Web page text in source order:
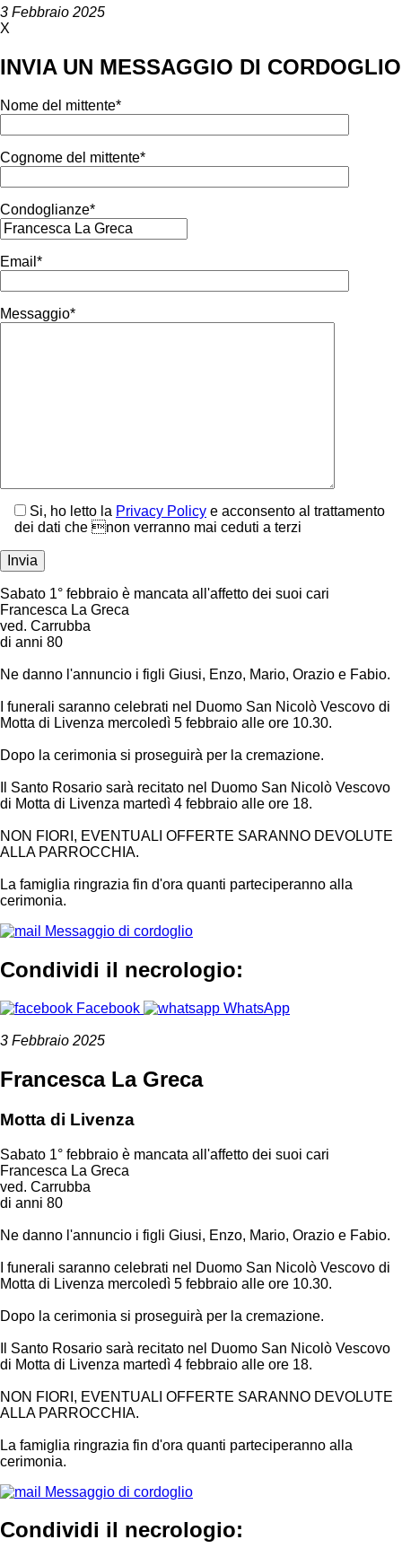
3 Febbraio 2025
X
INVIA UN MESSAGGIO DI CORDOGLIO
Nome del mittente*
Cognome del mittente*
Condoglianze*
Email*
Messaggio*
Si, ho letto la Privacy Policy e acconsento al trattamento
dei dati che non verranno mai ceduti a terzi
Sabato 1° febbraio è mancata all'affetto dei suoi cari
Francesca La Greca
ved. Carrubba
di anni 80
Ne danno l'annuncio i figli Giusi, Enzo, Mario, Orazio e Fabio.
I funerali saranno celebrati nel Duomo San Nicolò Vescovo di
Motta di Livenza mercoledì 5 febbraio alle ore 10.30.
Dopo la cerimonia si proseguirà per la cremazione.
Il Santo Rosario sarà recitato nel Duomo San Nicolò Vescovo
di Motta di Livenza martedì 4 febbraio alle ore 18.
NON FIORI, EVENTUALI OFFERTE SARANNO DEVOLUTE
ALLA PARROCCHIA.
La famiglia ringrazia fin d'ora quanti parteciperanno alla
cerimonia.
Messaggio di cordoglio
Condividi il necrologio:
Facebook WhatsApp
3 Febbraio 2025
Francesca La Greca
Motta di Livenza
Sabato 1° febbraio è mancata all'affetto dei suoi cari
Francesca La Greca
ved. Carrubba
di anni 80
Ne danno l'annuncio i figli Giusi, Enzo, Mario, Orazio e Fabio.
I funerali saranno celebrati nel Duomo San Nicolò Vescovo di
Motta di Livenza mercoledì 5 febbraio alle ore 10.30.
Dopo la cerimonia si proseguirà per la cremazione.
Il Santo Rosario sarà recitato nel Duomo San Nicolò Vescovo
di Motta di Livenza martedì 4 febbraio alle ore 18.
NON FIORI, EVENTUALI OFFERTE SARANNO DEVOLUTE
ALLA PARROCCHIA.
La famiglia ringrazia fin d'ora quanti parteciperanno alla
cerimonia.
Messaggio di cordoglio
Condividi il necrologio: